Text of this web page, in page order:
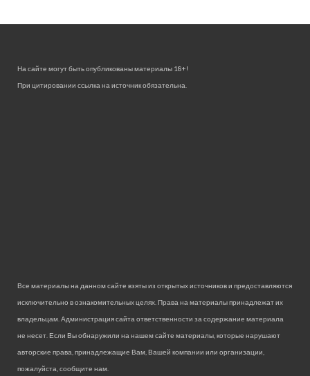
На сайте могут быть опубликованы материалы 18+!
При цитировании ссылка на источник обязательна.
Все материалы на данном сайте взяты из открытых источников и предоставляются
исключительно в ознакомительных целях. Права на материалы принадлежат их
владельцам. Администрация сайта ответственности за содержание материала
не несет. Если Вы обнаружили на нашем сайте материалы, которые нарушают
авторские права, принадлежащие Вам, Вашей компании или организации,
пожалуйста, сообщите нам.